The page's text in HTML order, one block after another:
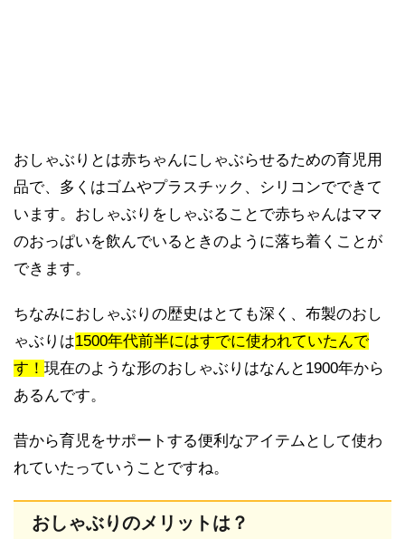
おしゃぶりとは赤ちゃんにしゃぶらせるための育児用
品で、多くはゴムやプラスチック、シリコンでできて
います。おしゃぶりをしゃぶることで赤ちゃんはママ
のおっぱいを飲んでいるときのように落ち着くことが
できます。
ちなみにおしゃぶりの歴史はとても深く、布製のおし
ゃぶりは1500年代前半にはすでに使われていたんで
す！ 現在のような形のおしゃぶりはなんと1900年から
あるんです。
昔から育児をサポートする便利なアイテムとして使わ
れていたっていうことですね。
おしゃぶりのメリットは？